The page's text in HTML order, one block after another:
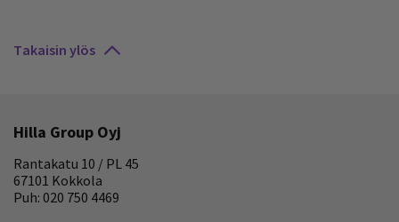
Takaisin ylös
Hilla Group Oyj
Rantakatu 10 / PL 45
67101 Kokkola
Puh: 020 750 4469